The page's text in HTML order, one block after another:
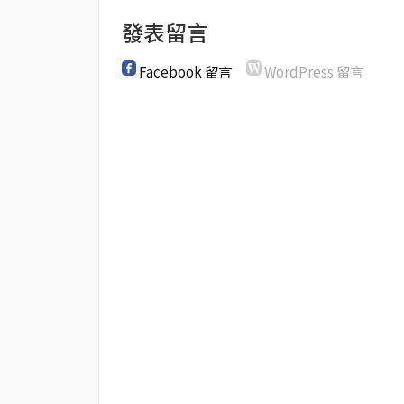
發表留言
Facebook 留言 WordPress 留言